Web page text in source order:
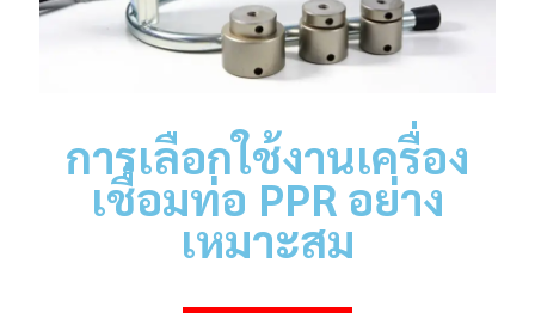
การเลือกใช้งานเครื่อง
เชื่อมท่อ PPR อย่าง
เหมาะสม